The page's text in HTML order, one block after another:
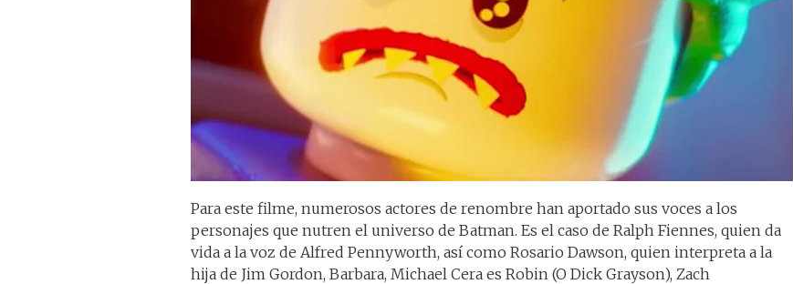
Para este filme, numerosos actores de renombre han aportado sus voces a los
personajes que nutren el universo de Batman. Es el caso de Ralph Fiennes, quien da
vida a la voz de Alfred Pennyworth, así como Rosario Dawson, quien interpreta a la
hija de Jim Gordon, Barbara, Michael Cera es Robin (O Dick Grayson), Zach